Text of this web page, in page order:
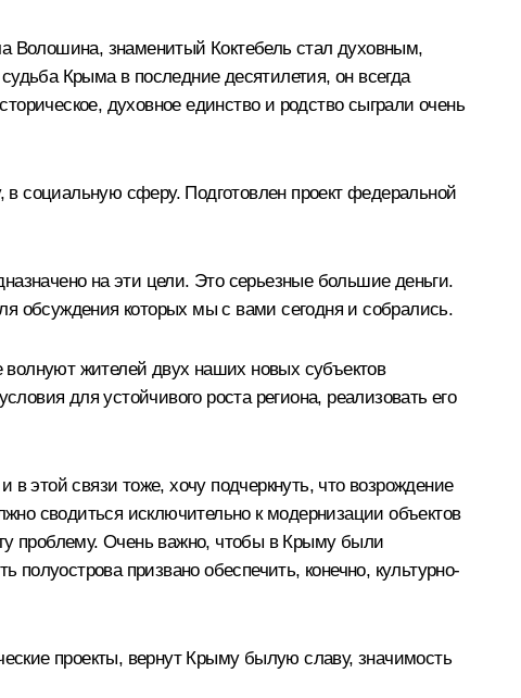
Волошина, знаменитый Коктебель стал духовным,
Крыма в последние десятилетия, он всегда
духовное единство и родство сыграли очень
в социальную сферу. Подготовлен проект федеральной
на эти цели. Это серьезные большие деньги.
обсуждения которых мы с вами сегодня и собрались.
волнуют жителей двух наших новых субъектов
для устойчивого роста региона, реализовать его
этой связи тоже, хочу подчеркнуть, что возрождение
сводиться исключительно к модернизации объектов
проблему. Очень важно, чтобы в Крыму были
призвано обеспечить, конечно, культурно-
проекты, вернут Крыму былую славу, значимость